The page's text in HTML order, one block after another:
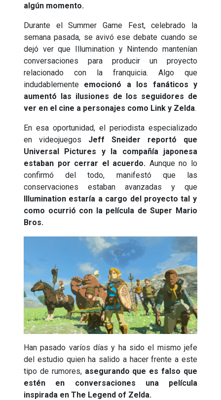
algún momento.
Durante el Summer Game Fest, celebrado la
semana pasada, se avivó ese debate cuando se
dejó ver que Illumination y Nintendo mantenían
conversaciones para producir un proyecto
relacionado con la franquicia. Algo que
indudablemente emocionó a los fanáticos y
aumentó las ilusiones de los seguidores de
ver en el cine a personajes como Link y Zelda.
En esa oportunidad, el periodista especializado
en videojuegos Jeff Sneider reportó que
Universal Pictures y la compañía japonesa
estaban por cerrar el acuerdo. Aunque no lo
confirmó del todo, manifestó que las
conservaciones estaban avanzadas y que
Illumination estaría a cargo del proyecto tal y
como ocurrió con la película de Super Mario
Bros.
Han pasado varíos días y ha sido el mismo jefe
del estudio quien ha salido a hacer frente a este
tipo de rumores, asegurando que es falso que
estén en conversaciones una película
inspirada en The Legend of Zelda.